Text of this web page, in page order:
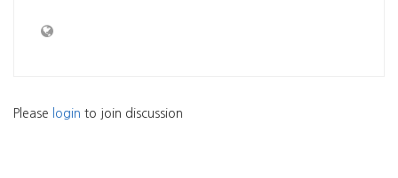
Please login to join discussion